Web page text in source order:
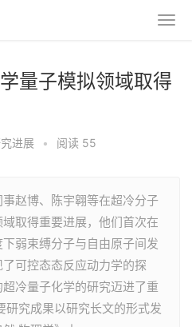
量子模拟领域取得
进展 • 阅读 55
赵博、陈宇翱等在超冷分子
取得重要进展，他们首次在
弱束缚分子与自由原子间发
可控态态反应动力学的探
冷量子化学的研究迈进了重
究成果以研究长文的形式发